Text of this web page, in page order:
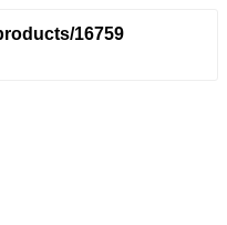
16759